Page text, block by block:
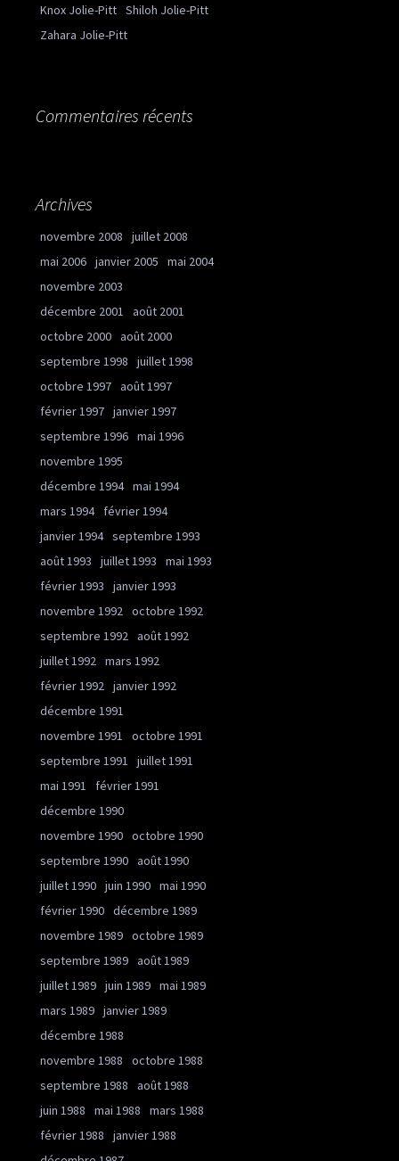
Knox Jolie-Pitt Shiloh Jolie-Pitt
Zahara Jolie-Pitt
Commentaires récents
Archives
novembre 2008
juillet 2008
mai 2006 janvier 2005
mai 2004
novembre 2003
décembre 2001
août 2001
octobre 2000 août 2000
septembre 1998
juillet 1998
octobre 1997 août 1997
février 1997 janvier 1997
septembre 1996 mai 1996
novembre 1995
décembre 1994 mai 1994
mars 1994
février 1994
janvier 1994 septembre 1993
août 1993
juillet 1993
mai 1993
février 1993
janvier 1993
novembre 1992
octobre 1992
septembre 1992
août 1992
juillet 1992
mars 1992
février 1992
janvier 1992
décembre 1991
novembre 1991
octobre 1991
septembre 1991
juillet 1991
mai 1991
février 1991
décembre 1990
novembre 1990 octobre 1990
septembre 1990 août 1990
juillet 1990 juin 1990 mai 1990
février 1990 décembre 1989
novembre 1989 octobre 1989
septembre 1989 août 1989
juillet 1989 juin 1989 mai 1989
mars 1989 janvier 1989
décembre 1988
novembre 1988
octobre 1988
septembre 1988
août 1988
juin 1988
mai 1988
mars 1988
février 1988
janvier 1988